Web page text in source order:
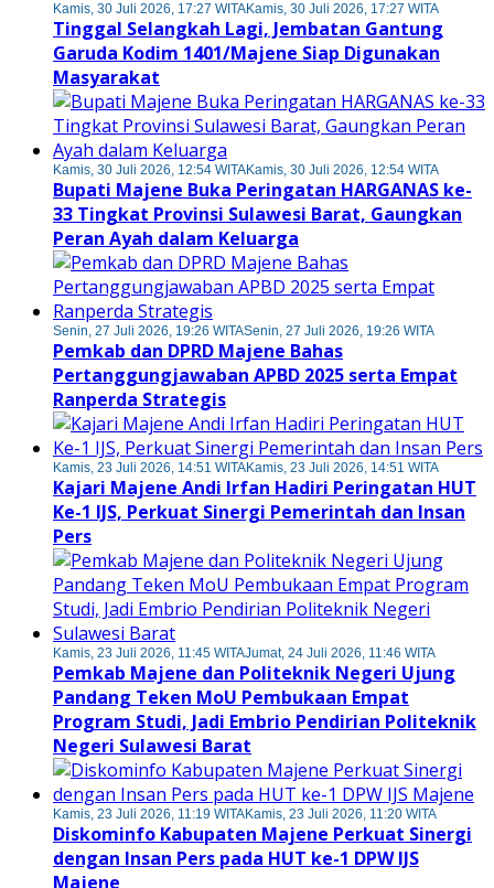
Kamis, 30 Juli 2026, 17:27 WITAKamis, 30 Juli 2026, 17:27 WITA
Tinggal Selangkah Lagi, Jembatan Gantung
Garuda Kodim 1401/Majene Siap Digunakan
Masyarakat
Kamis, 30 Juli 2026, 12:54 WITAKamis, 30 Juli 2026, 12:54 WITA
Bupati Majene Buka Peringatan HARGANAS ke-
33 Tingkat Provinsi Sulawesi Barat, Gaungkan
Peran Ayah dalam Keluarga
Senin, 27 Juli 2026, 19:26 WITASenin, 27 Juli 2026, 19:26 WITA
Pemkab dan DPRD Majene Bahas
Pertanggungjawaban APBD 2025 serta Empat
Ranperda Strategis
Kamis, 23 Juli 2026, 14:51 WITAKamis, 23 Juli 2026, 14:51 WITA
Kajari Majene Andi Irfan Hadiri Peringatan HUT
Ke-1 IJS, Perkuat Sinergi Pemerintah dan Insan
Pers
Kamis, 23 Juli 2026, 11:45 WITAJumat, 24 Juli 2026, 11:46 WITA
Pemkab Majene dan Politeknik Negeri Ujung
Pandang Teken MoU Pembukaan Empat
Program Studi, Jadi Embrio Pendirian Politeknik
Negeri Sulawesi Barat
Kamis, 23 Juli 2026, 11:19 WITAKamis, 23 Juli 2026, 11:20 WITA
Diskominfo Kabupaten Majene Perkuat Sinergi
dengan Insan Pers pada HUT ke-1 DPW IJS
Majene